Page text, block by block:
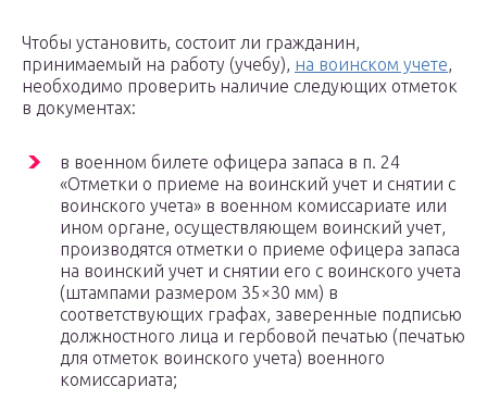
Чтобы установить, состоит ли гражданин,
принимаемый на работу (учебу), на воинском учете,
необходимо проверить наличие следующих отметок
в документах:
в военном билете офицера запаса в п. 24
«Отметки о приеме на воинский учет и снятии с
воинского учета» в военном комиссариате или
ином органе, осуществляющем воинский учет,
производятся отметки о приеме офицера запаса
на воинский учет и снятии его с воинского учета
(штампами размером 35×30 мм) в
соответствующих графах, заверенные подписью
должностного лица и гербовой печатью (печатью
для отметок воинского учета) военного
комиссариата;